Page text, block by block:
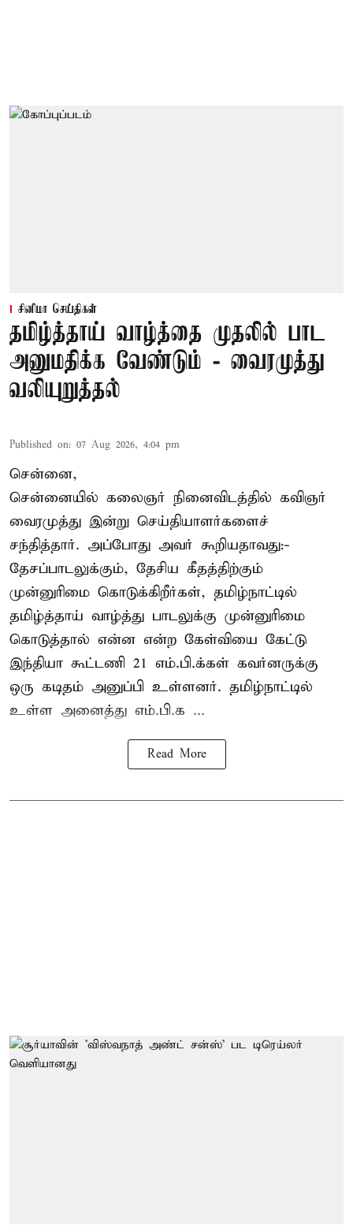
சினிமா செய்திகள்
தமிழ்த்தாய் வாழ்த்தை முதலில் பாட
அனுமதிக்க வேண்டும் - வைரமுத்து
வலியுறுத்தல்
Published on: 07 Aug 2026, 4:04 pm
சென்னை,
சென்னையில் கலைஞர் நினைவிடத்தில் கவிஞர்
வைரமுத்து இன்று செய்தியாளர்களைச்
சந்தித்தார். அப்போது அவர் கூறியதாவது:-
தேசப்பாடலுக்கும், தேசிய கீதத்திற்கும்
முன்னுரிமை கொடுக்கிறீர்கள், தமிழ்நாட்டில்
தமிழ்த்தாய் வாழ்த்து பாடலுக்கு முன்னுரிமை
கொடுத்தால் என்ன என்ற கேள்வியை கேட்டு
இந்தியா கூட்டணி 21 எம்.பி.க்கள் கவர்னருக்கு
ஒரு கடிதம் அனுப்பி உள்ளனர். தமிழ்நாட்டில்
உள்ள அனைத்து எம்.பி.க ...
Read More